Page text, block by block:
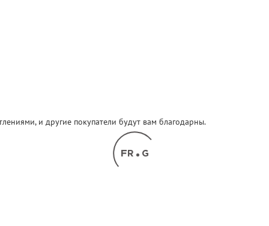
и другие покупатели будут вам благодарны.